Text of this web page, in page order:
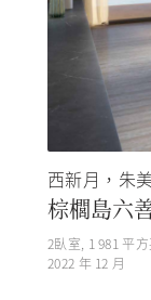
西新月，朱
棕櫚島六
2臥室, 1 981 平方
2022 年 12 月